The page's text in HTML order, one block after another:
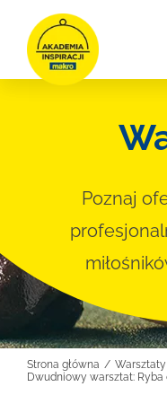
Przejdź
zawartości
Poznaj
Strona główna Warsztaty
Dwudniowy warsztat: Ryba